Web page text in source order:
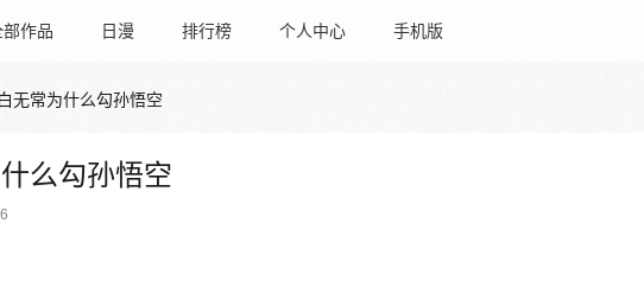
部作品 日漫 排行榜 个人中心 手机版
无常为什么勾孙悟空
么勾孙悟空